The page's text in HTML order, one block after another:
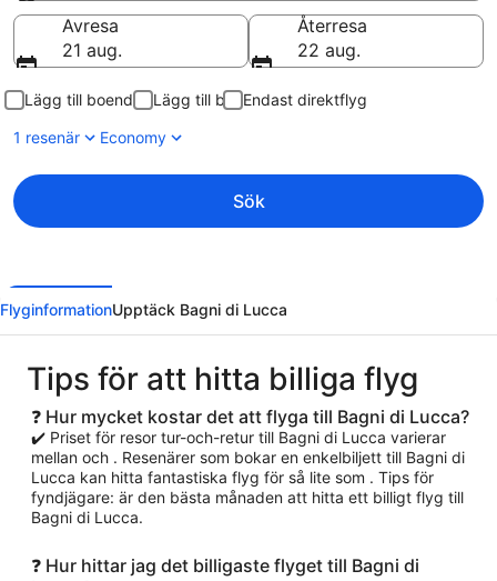
Till
Avresa
21 aug.
Återresa
22 aug.
Lägg till boende Lägg till bil
Endast direktflyg
1 resenär
Economy
Sök
FlyginformationUpptäck Bagni di Lucca
Tips för att hitta billiga flyg
❓ Hur mycket kostar det att flyga till Bagni di Lucca?
✔️ Priset för resor tur-och-retur till Bagni di Lucca varierar
mellan och . Resenärer som bokar en enkelbiljett till Bagni di
Lucca kan hitta fantastiska flyg för så lite som . Tips för
fyndjägare: är den bästa månaden att hitta ett billigt flyg till
Bagni di Lucca.
❓ Hur hittar jag det billigaste flyget till Bagni di